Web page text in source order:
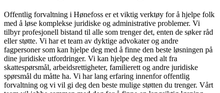
Offentlig forvaltning i Hønefoss er et viktig verktøy for å hjelpe folk
med å løse komplekse juridiske og administrative problemer. Vi
tilbyr profesjonell bistand til alle som trenger det, enten de søker råd
eller støtte. Vi har et team av dyktige advokater og andre
fagpersoner som kan hjelpe deg med å finne den beste løsningen på
dine juridiske utfordringer. Vi kan hjelpe deg med alt fra
skattespørsmål, arbeidsrettigheter, familierett og andre juridiske
spørsmål du måtte ha. Vi har lang erfaring innenfor offentlig
forvaltning og vi vil gi deg den beste mulige støtten du trenger. Vårt